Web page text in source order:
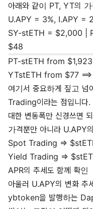
아래와 같이 PT, YT의
U.APY = 3%, I.APY
SY-stETH = $2,000 |
$48
PT-stETH from $1,923
YTstETH from $77
여기서 중요하게 짚고
Trading이라는 점입니다
대한 변동폭만 신경쓰면
가격뿐만 아니라 U.APY
Spot Trading =>
Yield Trading =>
APR의 추세도 함께 확인
아울러 U.APY의 변화 추
ybtoken을 발행하는